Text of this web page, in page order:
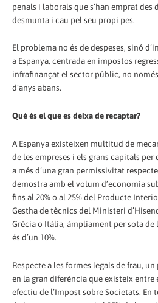
penals i laborals que s’han emprat des
desmunta i cau pel seu propi pes.
El problema no és de despeses, sinó
a Espanya, centrada en impostos
infrafinançat el sector públic, no
d’anys abans.
Què és el que es deixa de recaptar?
A Espanya existeixen multitud de
de les empreses i els grans capitals per
a més d’una gran permissivitat
demostra amb el volum d’economia
fins al 20% o al 25% del Producte
Gestha de tècnics del Ministeri
Grècia o Itàlia, àmpliament per sota de
és d’un 10%.
Respecte a les formes legals de frau,
en la gran diferència que existeix entre
efectiu de l’Impost sobre Societats. En